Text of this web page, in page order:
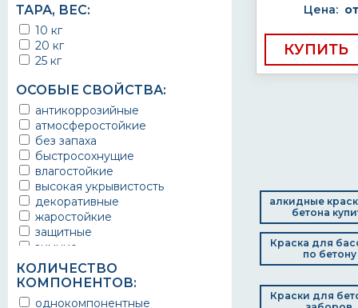
для металлоконструкций
для оборудования
для перил
для подвалов
для производственных
помещений
для путей эвакуации
для складских помещений
для спортивных залов
для спортивных площадок
для строительных конструкций
для труб
для фасада
для фонтанов
для цоколя
для штукатурки
дорожная
дорожная техника
емкости для воды
ТАРА, ВЕС:
10 кг
20 кг
25 кг
ОСОБЫЕ СВОЙСТВА:
антикоррозийные
атмосферостойкие
без запаха
быстросохнущие
влагостойкие
высокая укрывистость
декоративные
жаростойкие
защитные
зимние
кракелюр
масляные
КОЛИЧЕСТВО
КОМПОНЕНТОВ:
однокомпонентные
Цена: от
КУПИТЬ
алкидные
бетона
Краска для
по бетону
Краски для